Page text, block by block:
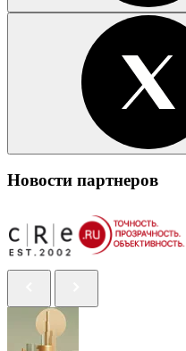
Новости партнеров